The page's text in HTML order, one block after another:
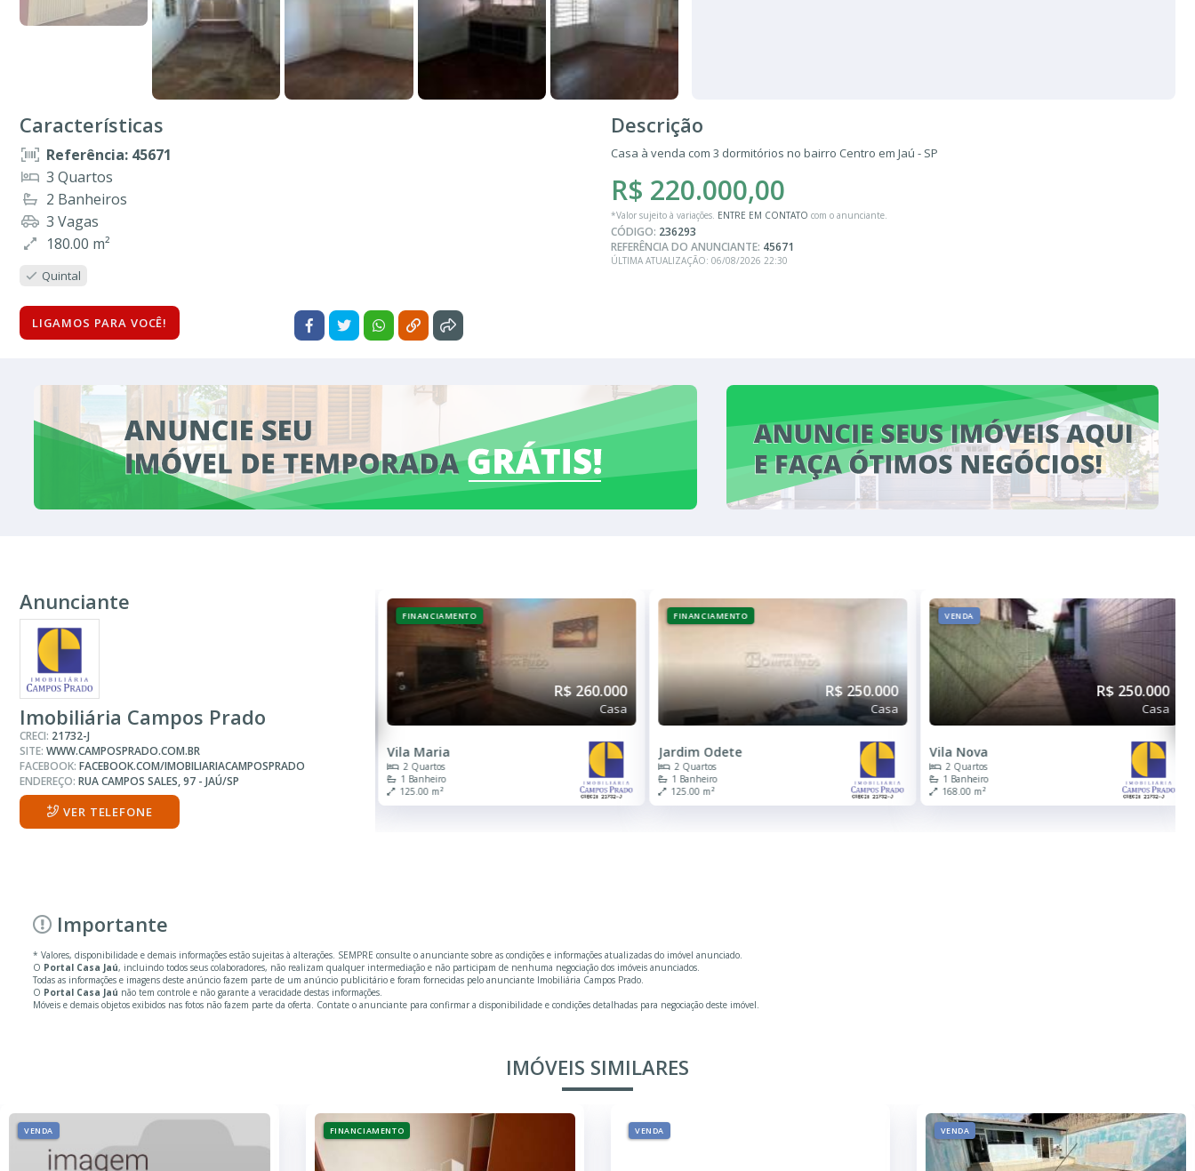
Características
Referência: 45671
3 Quartos
2 Banheiros
3 Vagas
180.00 m²
Quintal
LIGAMOS PARA VOCÊ!
Descrição
Casa à venda com 3 dormitórios no bairro Centro em Jaú - SP
R$ 220.000,00
*Valor sujeito à variações. ENTRE EM CONTATO com o anunciante.
CÓDIGO: 236293
REFERÊNCIA DO ANUNCIANTE: 45671
ÚLTIMA ATUALIZAÇÃO: 06/08/2026 22:30
Anunciante
Imobiliária Campos Prado
CRECI: 21732-J
SITE: WWW.CAMPOSPRADO.COM.BR
FACEBOOK: FACEBOOK.COM/IMOBILIARIACAMPOSPRADO
ENDEREÇO: RUA CAMPOS SALES, 97 - JAÚ/SP
VER TELEFONE
Jardim Nova Jaú
1 Quarto
1 Banheiro
FINANCIAMENTO
R$ 260.000
Casa
Vila Maria
2 Quartos
1 Banheiro
125.00 m²
FINANCIAMENTO
R$ 250.000
Casa
Jardim Odete
2 Quartos
1 Banheiro
125.00 m²
VENDA
R$ 250.000
Casa
Vila Nova
2 Quartos
1 Banheiro
168.00 m²
Importante
* Valores, disponibilidade e demais informações estão sujeitas à alterações. SEMPRE consulte o anunciante sobre as condições e informações atualizadas do imóvel anunciado.
O Portal Casa Jaú, incluindo todos seus colaboradores, não realizam qualquer intermediação e não participam de nenhuma negociação dos imóveis anunciados.
Todas as informações e imagens deste anúncio fazem parte de um anúncio publicitário e foram fornecidas pelo anunciante Imobiliária Campos Prado.
O Portal Casa Jaú não tem controle e não garante a veracidade destas informações.
Móveis e demais objetos exibidos nas fotos não fazem parte da oferta. Contate o anunciante para confirmar a disponibilidade e condições detalhadas para negociação deste imóvel.
IMÓVEIS SIMILARES
VENDA FINANCIAMENTO VENDA VENDA